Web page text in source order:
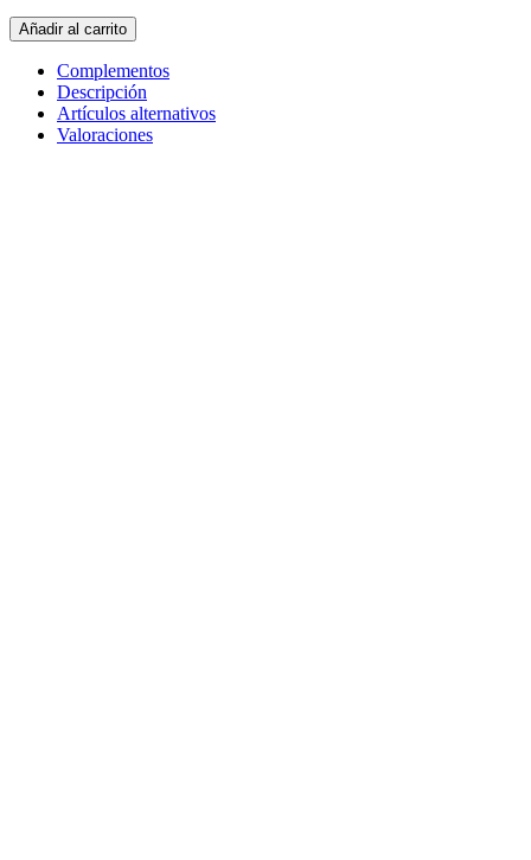
Añadir al carrito
Complementos
Descripción
Artículos alternativos
Valoraciones